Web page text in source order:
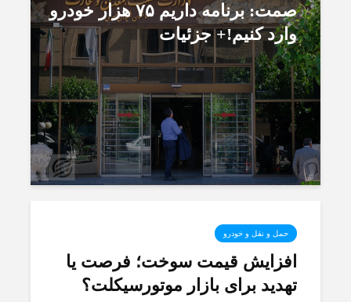
صمت: برنامه داریم ۷۵ هزار خودرو
وارد کنیم!+ جزئیات
حمل و نقل و خودرو
افزایش قیمت سوخت؛ فرصت یا
تهدید برای بازار موتورسیکلت؟